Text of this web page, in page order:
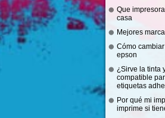
Que
casa
Mejores
Cómo
epson
¿Sirve la tinta
compatible
etiquetas
Por qué mi
imprime si